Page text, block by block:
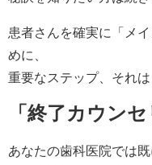
患者さんを確実に「メ
めに、
重要なステップ、それは
「終了カウンセ
あなたの歯科医院では